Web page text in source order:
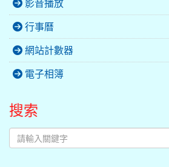
行事曆
網站計數器
電子相簿
搜索